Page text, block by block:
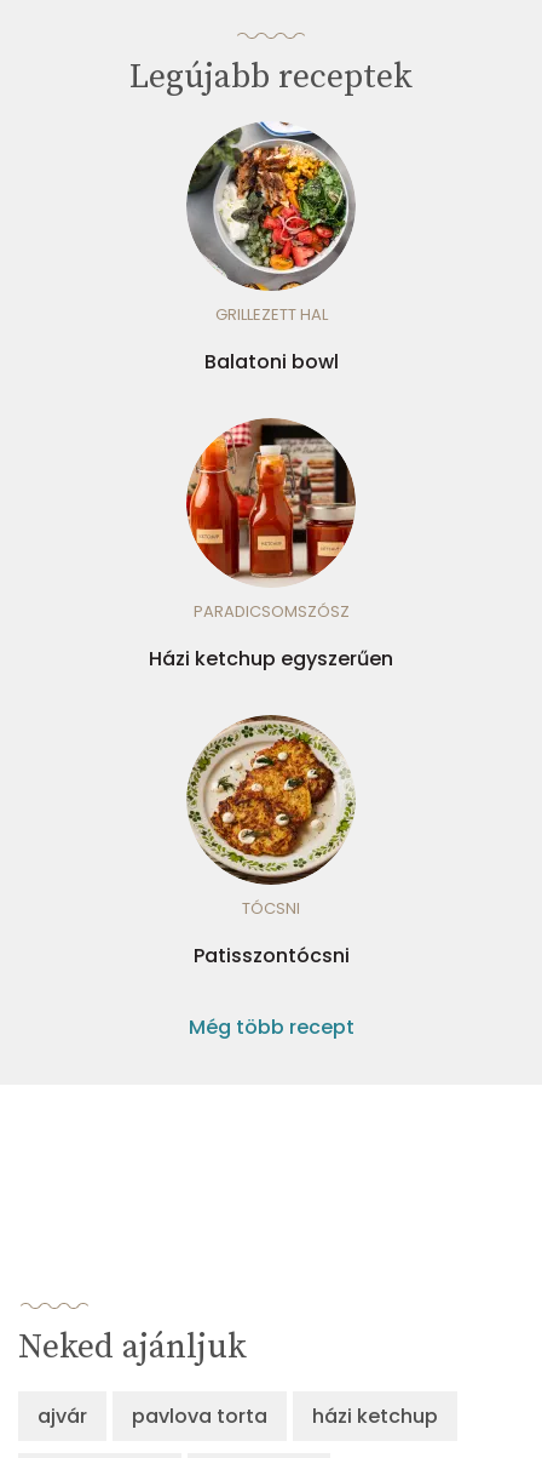
Legújabb receptek
GRILLEZETT HAL
Balatoni bowl
PARADICSOMSZÓSZ
Házi ketchup egyszerűen
TÓCSNI
Patisszontócsni
Még több recept
Neked ajánljuk
ajvár pavlova torta házi ketchup